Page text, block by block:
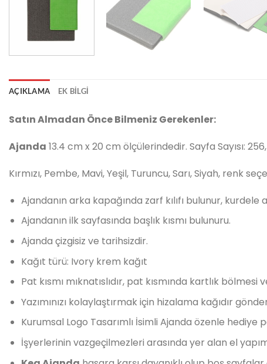
AÇIKLAMA EK BILGI
Satın Almadan Önce Bilmeniz Gerekenler:
Ajanda 13.4 cm x 20 cm ölçülerindedir. Sayfa Sayısı:
Kırmızı, Pembe, Mavi, Yeşil, Turuncu, Sarı, Siyah, renk
Ajandanın arka kapağında zarf kılıfı bulunur, kurdele
Ajandanın ilk sayfasında başlık kısmı bulunuru.
Ajanda çizgisiz ve tarihsizdir.
Kağıt türü: Ivory krem kağıt
Pat kısmı mıknatıslıdır, pat kısmında kartlık
Yazımınızı kolaylaştırmak için hizalama kağıdır
Kurumsal Logo Tasarımlı İsimli Ajanda özenle
İşyerlerinin vazgeçilmezleri arasında yer alan el